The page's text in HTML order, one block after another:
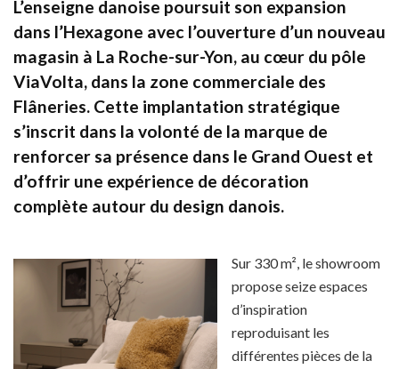
L’enseigne danoise poursuit son expansion
dans l’Hexagone avec l’ouverture d’un nouveau
magasin à La Roche-sur-Yon, au cœur du pôle
ViaVolta, dans la zone commerciale des
Flâneries. Cette implantation stratégique
s’inscrit dans la volonté de la marque de
renforcer sa présence dans le Grand Ouest et
d’offrir une expérience de décoration
complète autour du design danois.
Sur 330 m², le showroom
propose seize espaces
d’inspiration
reproduisant les
différentes pièces de la